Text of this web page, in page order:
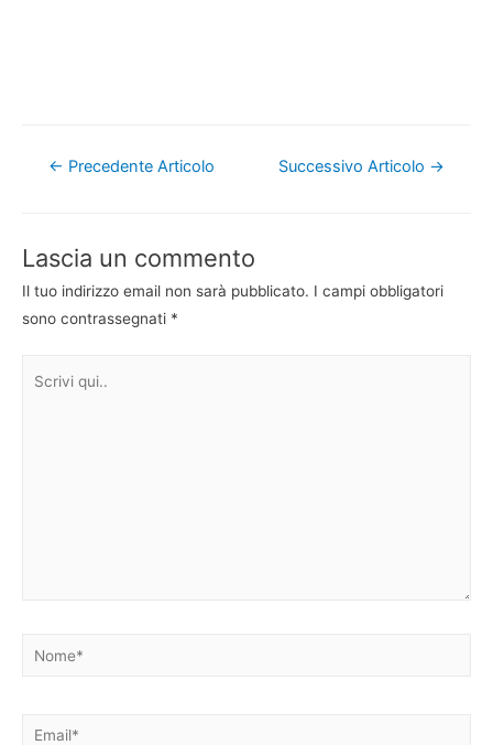
Navigazione
← Precedente Articolo Successivo Articolo →
Lascia un commento
Il tuo indirizzo email non sarà pubblicato. I campi obbligatori
sono contrassegnati *
Nome*
Email*